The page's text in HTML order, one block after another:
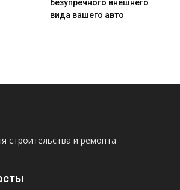
безупречного внешнего
вида вашего авто
строительства и ремонта